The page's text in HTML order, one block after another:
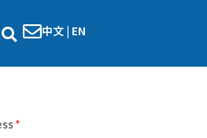
中文 | EN
*